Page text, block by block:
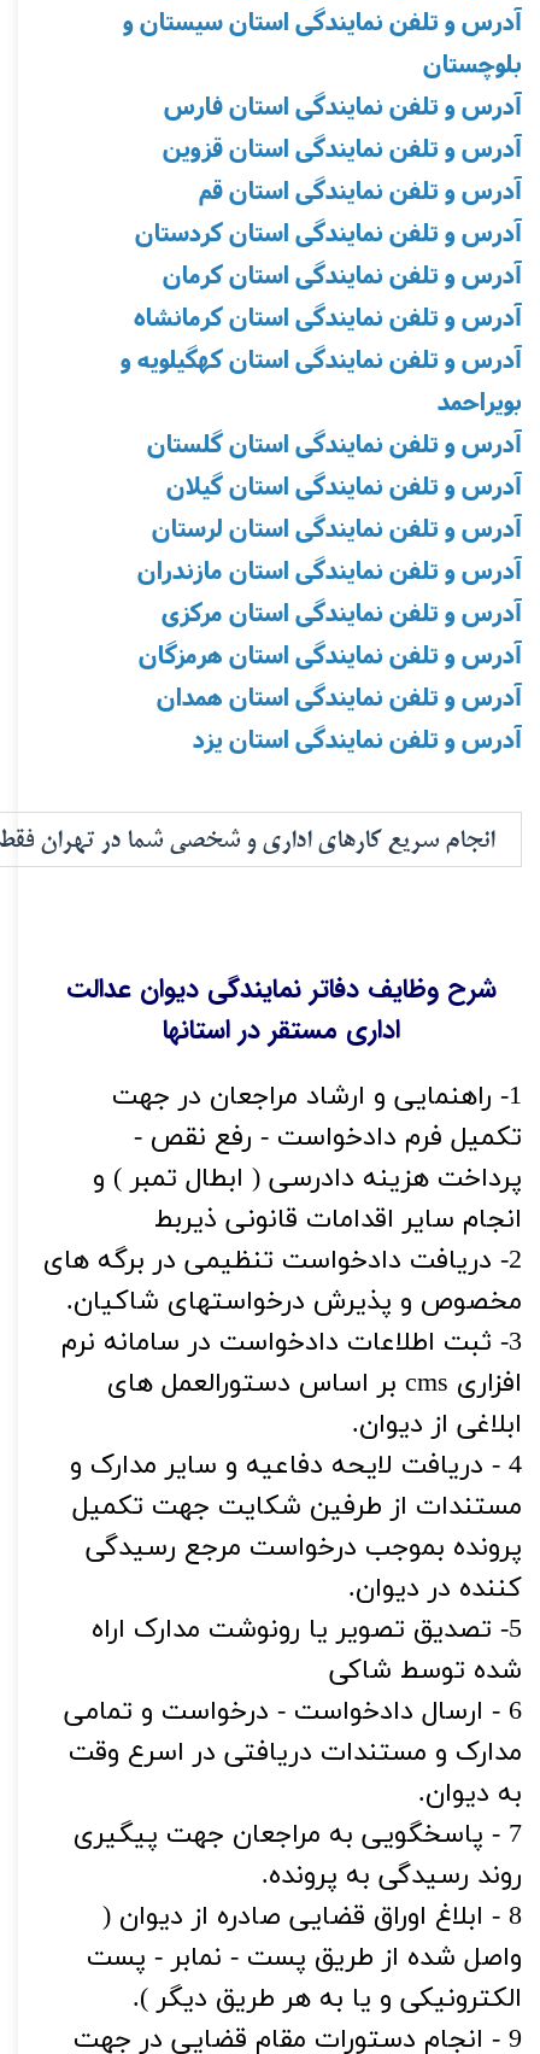
آدرس و تلفن نمایندگی استان سیستان و
بلوچستان
آدرس و تلفن نمایندگی استان فارس
آدرس و تلفن نمایندگی استان قزوین
آدرس و تلفن نمایندگی استان قم
آدرس و تلفن نمایندگی استان کردستان
آدرس و تلفن نمایندگی استان کرمان
آدرس و تلفن نمایندگی استان کرمانشاه
آدرس و تلفن نمایندگی استان کهگیلویه و
بویراحمد
آدرس و تلفن نمایندگی استان گلستان
آدرس و تلفن نمایندگی استان گیلان
آدرس و تلفن نمایندگی استان لرستان
آدرس و تلفن نمایندگی استان مازندران
آدرس و تلفن نمایندگی استان مرکزی
آدرس و تلفن نمایندگی استان هرمزگان
آدرس و تلفن نمایندگی استان همدان
آدرس و تلفن نمایندگی استان یزد
انجام سریع کارهای اداری و شخصی شما در تهران
شرح وظایف دفاتر نمایندگی دیوان عدالت
اداری مستقر در استانها
1- راهنمایی و ارشاد مراجعان در جهت
تکمیل فرم دادخواست - رفع نقص -
پرداخت هزینه دادرسی ( ابطال تمبر ) و
انجام سایر اقدامات قانونی ذیربط
2- دریافت دادخواست تنظیمی در برگه های
مخصوص و پذیرش درخواستهای شاکیان.
3- ثبت اطلاعات دادخواست در سامانه نرم
افزاری cms بر اساس دستورالعمل های
ابلاغی از دیوان.
4 - دریافت لایحه دفاعیه و سایر مدارک و
مستندات از طرفین شکایت جهت تکمیل
پرونده بموجب درخواست مرجع رسیدگی
کننده در دیوان.
5- تصدیق تصویر یا رونوشت مدارک اراه
شده توسط شاکی
6 - ارسال دادخواست - درخواست و تمامی
مدارک و مستندات دریافتی در اسرع وقت
به دیوان.
7 - پاسخگویی به مراجعان جهت پیگیری
روند رسیدگی به پرونده.
8 - ابلاغ اوراق قضایی صادره از دیوان (
واصل شده از طریق پست - نمابر - پست
الکترونیکی و یا به هر طریق دیگر ).
9 - انجام دستورات مقام قضایی در جهت